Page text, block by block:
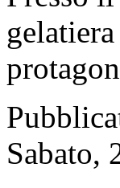
Sabato,